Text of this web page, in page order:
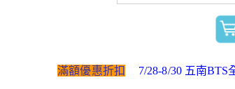
滿額優惠折扣 7/28-8/30 五南BTS